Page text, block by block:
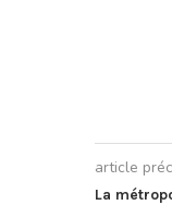
article
La